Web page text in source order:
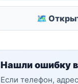
🗺
Нашли ошибку
Если телефон,